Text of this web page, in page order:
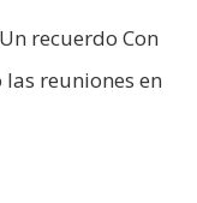
recuerdo Con
reuniones en